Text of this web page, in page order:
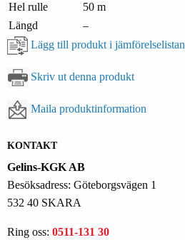
Hel rulle
50 m
Längd
–
Lägg till produkt i jämförelselistan
Skriv ut denna produkt
Maila produktinformation
KONTAKT
Gelins-KGK AB
Besöksadress: Göteborgsvägen 1
532 40 SKARA
Ring oss: 0511-131 30